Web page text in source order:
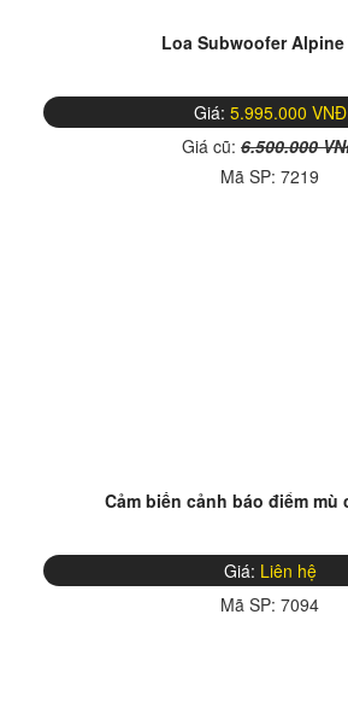
Loa Subwoofer Alpine
Giá: 5.995.000 VNĐ
Giá cũ: 6.500.000
Mã SP: 7219
Cảm biến cảnh báo điểm mù
Giá: Liên hệ
Mã SP: 7094